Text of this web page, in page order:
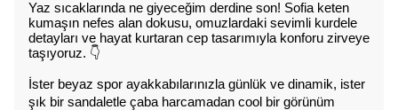
Yaz sıcaklarında ne giyeceğim derdine son! Sofia keten
kumaşın nefes alan dokusu, omuzlardaki sevimli kurdele
detayları ve hayat kurtaran cep tasarımıyla konforu zirveye
taşıyoruz. 👇
İster beyaz spor ayakkabılarınızla günlük ve dinamik, ister
şık bir sandaletle çaba harcamadan cool bir görünüm